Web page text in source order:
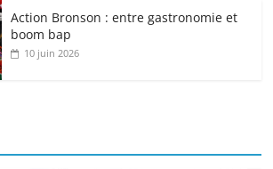
Action Bronson : entre gastronomie et
boom bap
10 juin 2026